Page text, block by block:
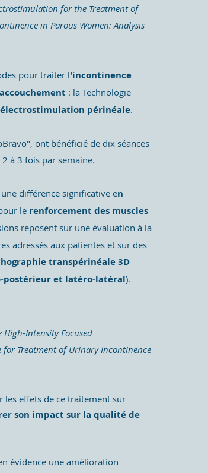
for the Treatment of
in Parous Women: Analysis
pour traiter l'incontinence
: la Technologie
périnéale.
ont bénéficié de dix séances
à 3 fois par semaine.
différence significative en
le renforcement des muscles
reposent sur une évaluation à la
adressés aux patientes et sur des
transpérinéale 3D
postérieur et latéro-latéral).
High-Intensity Focused
for Treatment of Urinary Incontinence
les effets de ce traitement sur
son impact sur la qualité de
évidence une amélioration